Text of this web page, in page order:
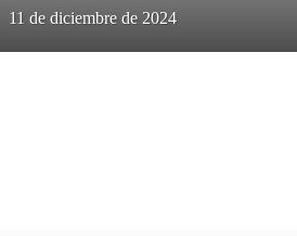
11 de diciembre de 2024